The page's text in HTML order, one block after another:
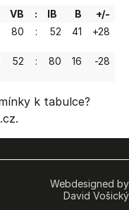
VB : IB B
+/-
80 : 52 41 +28
52 : 80 16 -28
k tabulce?
Webdesigned by
David Vošický